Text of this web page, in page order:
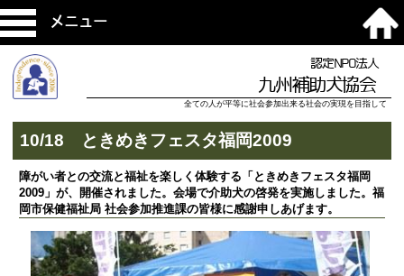
メニュー
認定NPO法人
九州補助犬協会
全ての人が平等に社会参加出来る社会の実現を目指して
10/18 ときめきフェスタ福岡2009
障がい者との交流と福祉を楽しく体験する「ときめきフェスタ福岡
2009」が、開催されました。会場で介助犬の啓発を実施しました。福
岡市保健福祉局 社会参加推進課の皆様に感謝申しあげます。